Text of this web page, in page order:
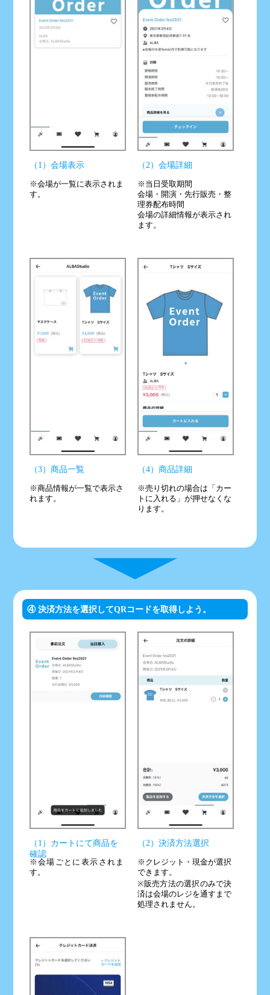
（1）会場表示
※会場が一覧に表示されま
す。
（2）会場詳細
※当日受取期間
会場・開演・先行販売・整
理券配布時間
会場の詳細情報が表示され
ます。
（3）商品一覧
※商品情報が一覧で表示さ
れます。
（4）商品詳細
※売り切れの場合は「カー
トに入れる」が押せなくな
ります。
④ 決済方法を選択してQRコードを取得しよう。
（1）カートにて商品を
確認
※会場ごとに表示されま
す。
（2）決済方法選択
※クレジット・現金が選択
できます。
※販売方法の選択のみで決
済は会場のレジを通すまで
処理されません。